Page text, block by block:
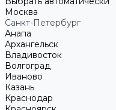
Москва
Санкт-Петербург
Анапа
Архангельск
Владивосток
Волгоград
Иваново
Казань
Краснодар